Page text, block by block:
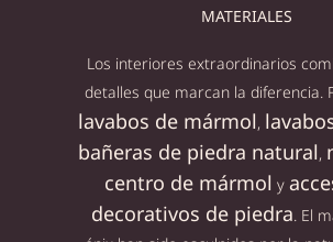
MATERIALES
Los interiores extraordinarios
detalles que marcan la diferencia.
lavabos de mármol,
bañeras de piedra natural,
centro de mármol y
decorativos de piedra . El